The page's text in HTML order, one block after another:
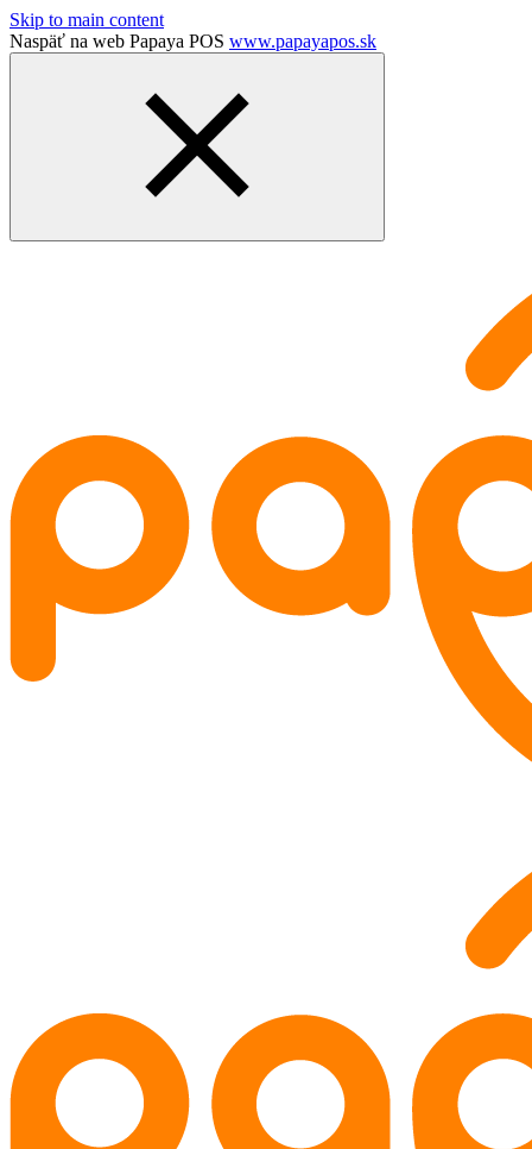
Skip to main content
Naspäť na web Papaya POS www.papayapos.sk